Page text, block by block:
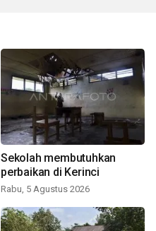
Sekolah membutuhkan
perbaikan di Kerinci
Rabu, 5 Agustus 2026